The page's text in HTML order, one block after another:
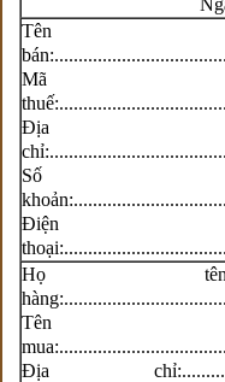
Địa
Điện
Họ
Địa